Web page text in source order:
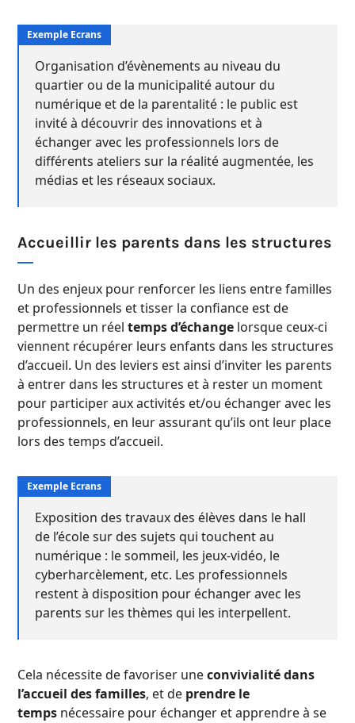
Organisation d’évènements au niveau du
quartier ou de la municipalité autour du
numérique et de la parentalité : le public est
invité à découvrir des innovations et à
échanger avec les professionnels lors de
différents ateliers sur la réalité augmentée, les
médias et les réseaux sociaux.
Accueillir les parents dans les structures
Un des enjeux pour renforcer les liens entre familles
et professionnels et tisser la confiance est de
permettre un réel temps d’échange lorsque ceux-ci
viennent récupérer leurs enfants dans les structures
d’accueil. Un des leviers est ainsi d’inviter les parents
à entrer dans les structures et à rester un moment
pour participer aux activités et/ou échanger avec les
professionnels, en leur assurant qu’ils ont leur place
lors des temps d’accueil.
Exposition des travaux des élèves dans le hall
de l’école sur des sujets qui touchent au
numérique : le sommeil, les jeux-vidéo, le
cyberharcèlement, etc. Les professionnels
restent à disposition pour échanger avec les
parents sur les thèmes qui les interpellent.
Cela nécessite de favoriser uneconvivialité dans
l’accueil des familles, et de prendre le
temps nécessaire pour échanger et apprendre à se